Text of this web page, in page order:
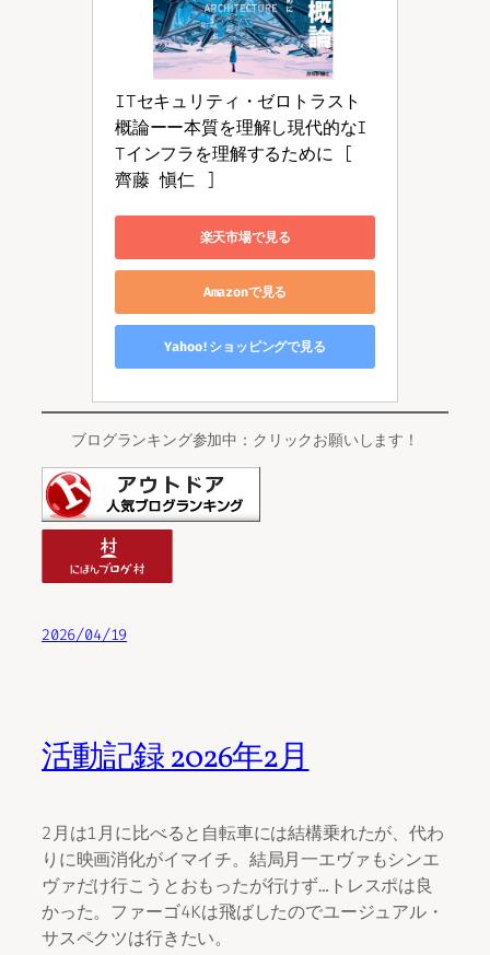
ITセキュリティ・ゼロトラスト
概論ーー本質を理解し現代的なI
Tインフラを理解するために [
齊藤 愼仁 ]
楽天市場で見る
Amazonで見る
Yahoo!ショッピングで見る
ブログランキング参加中：クリックお願いします！
2026/04/19
活動記録 2026年2月
2月は1月に比べると自転車には結構乗れたが、代わ
りに映画消化がイマイチ。結局月一エヴァもシンエ
ヴァだけ行こうとおもったが行けず…トレスポは良
かった。ファーゴ4Kは飛ばしたのでユージュアル・
サスペクツは行きたい。